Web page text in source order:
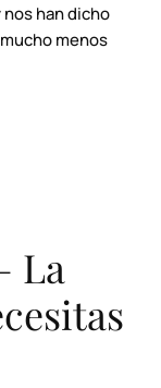
han dicho
menos
La